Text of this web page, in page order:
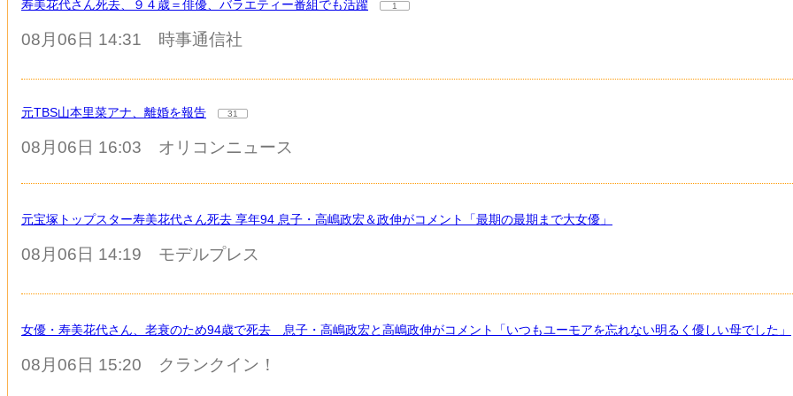
寿美花代さん死去、９４歳＝俳優、バラエティー番組でも活躍 1
08月06日 14:31 時事通信社
元TBS山本里菜アナ、離婚を報告 31
08月06日 16:03 オリコンニュース
元宝塚トップスター寿美花代さん死去 享年94 息子・高嶋政宏＆政伸がコメント「最期の最期まで大女優」
08月06日 14:19 モデルプレス
女優・寿美花代さん、老衰のため94歳で死去 息子・高嶋政宏と高嶋政伸がコメント「いつもユーモアを忘れない明るく優しい母でした」
08月06日 15:20 クランクイン！